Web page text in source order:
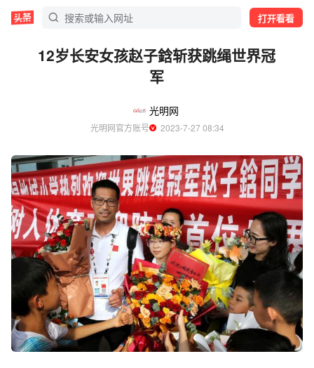
打开看看
12岁长安女孩赵子鋡斩获跳绳世界冠
军
光明网
光明网官方账号
  2023-7-27 08:34